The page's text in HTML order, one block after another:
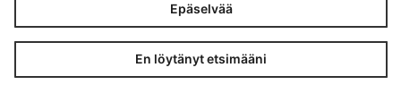
Epäselvää
En löytänyt etsimääni